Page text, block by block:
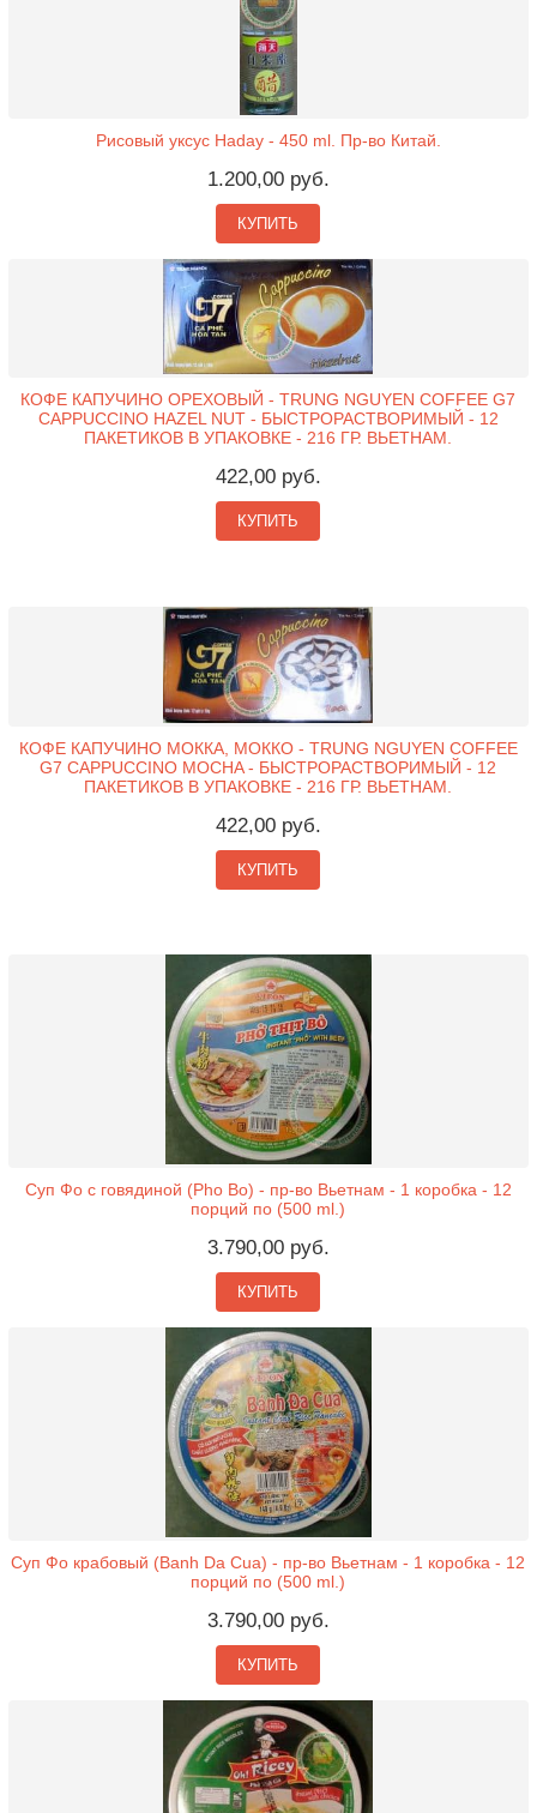
Рисовый уксус Haday - 450 ml. Пр-во Китай.
1.200,00 руб.
КУПИТЬ
КОФЕ КАПУЧИНО ОРЕХОВЫЙ - TRUNG NGUYEN COFFEE G7
CAPPUCCINO HAZEL NUT - БЫСТРОРАСТВОРИМЫЙ - 12
ПАКЕТИКОВ В УПАКОВКЕ - 216 ГР. ВЬЕТНАМ.
422,00 руб.
КУПИТЬ
КОФЕ КАПУЧИНО МОККА, МОККО - TRUNG NGUYEN COFFEE
G7 CAPPUCCINO MOCHA - БЫСТРОРАСТВОРИМЫЙ - 12
ПАКЕТИКОВ В УПАКОВКЕ - 216 ГР. ВЬЕТНАМ.
422,00 руб.
КУПИТЬ
Суп Фо с говядиной (Pho Bo) - пр-во Вьетнам - 1 коробка - 12
порций по (500 ml.)
3.790,00 руб.
КУПИТЬ
Суп Фо крабовый (Banh Da Cua) - пр-во Вьетнам - 1 коробка - 12
порций по (500 ml.)
3.790,00 руб.
КУПИТЬ